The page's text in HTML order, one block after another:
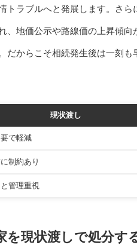
トラブルへと発展します。さ
、地価公示や路線価の上昇傾
だからこそ相続発生後は一刻
現状渡し
で軽減
制約あり
管理重視
を現状渡しで処分す